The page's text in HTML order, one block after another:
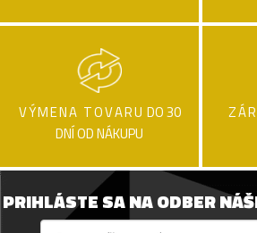
VÝMENA TOVARU DO 30
DNÍ OD NÁKUPU
PRIHLÁSTE SA NA ODBER